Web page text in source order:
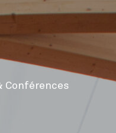
Conférences